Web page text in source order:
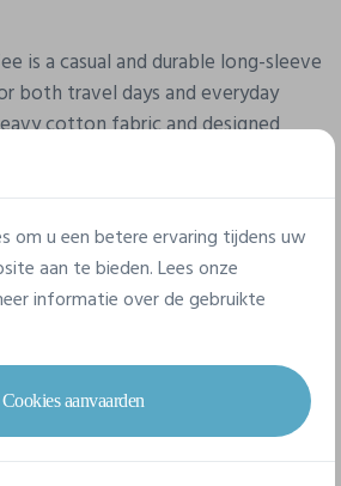
is a casual and durable long-sleeve
both travel days and everyday
cotton fabric and designed
versatile item provides excellent
• Clean design • Relaxed fit
om u een betere ervaring tijdens uw
aan te bieden. Lees onze
informatie over de gebruikte
Cookies aanvaarden